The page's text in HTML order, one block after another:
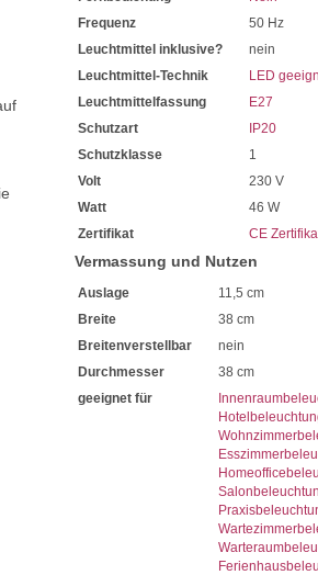
Frequenz
50 Hz
Leuchtmittel inklusive?
nein
Leuchtmittel-Technik
LED
Leuchtmittelfassung
E27
Schutzart
IP20
Schutzklasse
1
Volt
230 V
Watt
46 W
Zertifikat
CE
Vermassung und Nutzen
Auslage
11,5 cm
Breite
38 cm
Breitenverstellbar
nein
Durchmesser
38 cm
geeignet für